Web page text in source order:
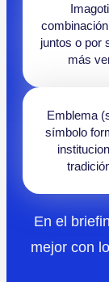
juntos o por
más
Emblema
símbolo
En el
mejor con